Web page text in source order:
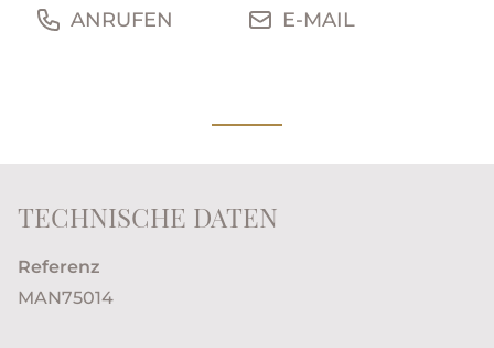
ANRUFEN E-MAIL
TECHNISCHE DATEN
Referenz
MAN75014